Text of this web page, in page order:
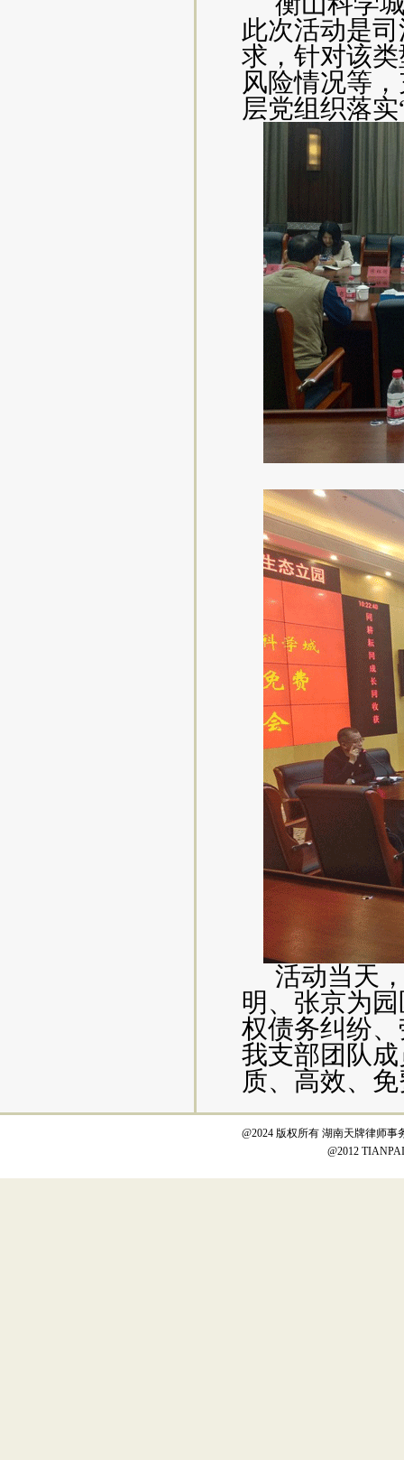
此次活动是
求，针对该
风险情况等
层党组织落实
活动当天
明、张京为
权债务纠纷
我支部团队
质、高效、
@2024 版权所有 湖南天牌律师事
@2012 TIANPAI